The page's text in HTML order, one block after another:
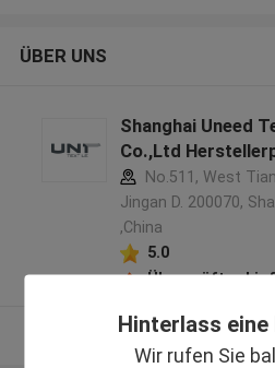
Hinterlass
Wir rufen Sie
ÜBER UNS
Shanghai Uneed
Co.,Ltd
No.511, West
Jingan D. 200070,
,China
5.0
Überprüfter
Sehen Sie